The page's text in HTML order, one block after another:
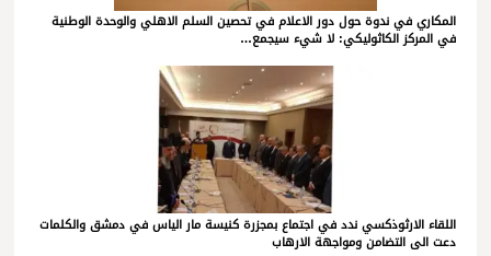
المكاري في ندوة حول دور الاعلام في تحصين السلم الاهلي والوحدة الوطنية
في المركز الكاثوليكي: لا شيء سيجمع…
اللقاء الارثوذكسي ندد في اجتماع بمجزرة كنيسة مار الياس في دمشق والكلمات
دعت الى التضامن ومواجهة الارهاب